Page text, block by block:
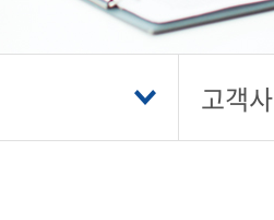
고객사